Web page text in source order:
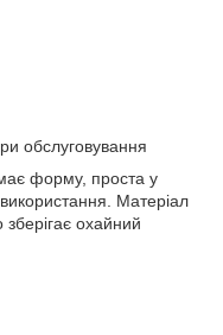
обслуговування
форму, проста у
Матеріал
зберігає охайний